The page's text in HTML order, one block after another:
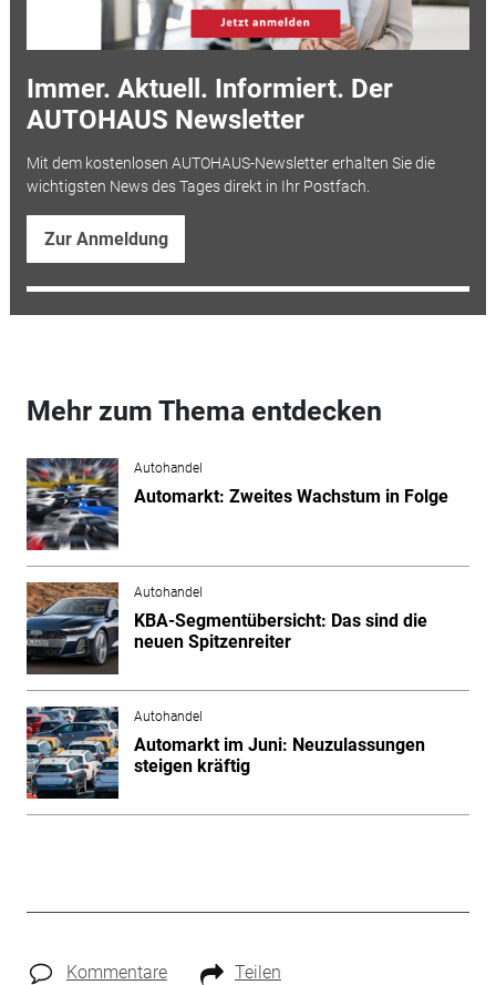
Immer. Aktuell. Informiert. Der
AUTOHAUS Newsletter
Mit dem kostenlosen AUTOHAUS-Newsletter erhalten Sie die
wichtigsten News des Tages direkt in Ihr Postfach.
Zur Anmeldung
Mehr zum Thema entdecken
Autohandel
Automarkt: Zweites Wachstum in Folge
Autohandel
KBA-Segmentübersicht: Das sind die
neuen Spitzenreiter
Autohandel
Automarkt im Juni: Neuzulassungen
steigen kräftig
Kommentare Teilen